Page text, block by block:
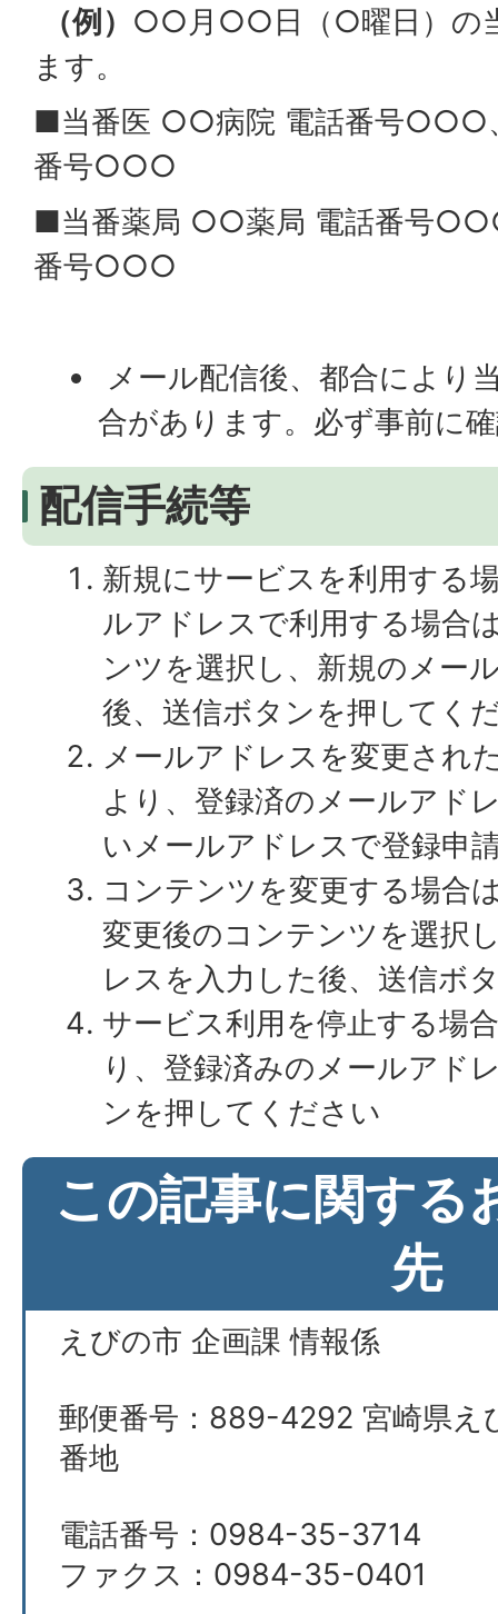
（例） ○○月○○日（○曜日）の
ます。
■当番医 ○○病院 電話番号○○○
番号○○○
■当番薬局 ○○薬局 電話番号
番号○○○
メール配信後、都合により
合があります。必ず事前に
配信手続等
新規にサービスを利用する
ルアドレスで利用する場合
ンツを選択し、新規のメー
後、送信ボタンを押してく
メールアドレスを変更され
より、登録済のメールアド
いメールアドレスで登録申
コンテンツを変更する場合
変更後のコンテンツを選択
レスを入力した後、送信ボ
サービス利用を停止する場
り、登録済みのメールアド
ンを押してください
この記事に関する
先
えびの市 企画課 情報係
郵便番号：889-4292 宮崎県え
番地
電話番号：0984-35-3714
ファクス：0984-35-0401